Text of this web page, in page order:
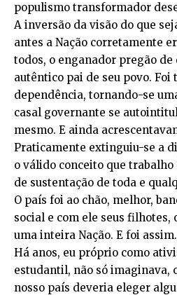
populismo transformador
A inversão da visão do que
antes a Nação corretamente
todos, o enganador pregão
autêntico pai de seu povo. Foi
dependência, tornando-se
casal governante se
mesmo. E ainda
Praticamente extinguiu-se a
o válido conceito que trabalho
de sustentação de toda e
O país foi ao chão, melhor,
social e com ele seus filhotes,
uma inteira Nação. E foi
Há anos, eu próprio como
estudantil, não só imaginava,
nosso país deveria eleger